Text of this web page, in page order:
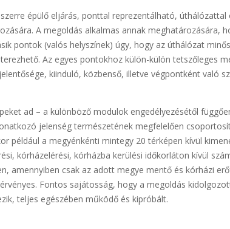
épülő eljárás, ponttal reprezentálható,
A megoldás alkalmas annak meghatározására,
pontok (valós helyszínek) úgy, hogy az úthálózat
Az egyes pontokhoz külön-külön tetszőleges
kiinduló, közbenső, illetve végpontként való
ad – a különböző modulok engedélyezésétől
jelenség természetének megfelelően
például a megyénkénti mintegy 20 térképen kívül
kórházelérési, kórházba kerülési időkorláton kívül
amennyiben csak az adott megye mentő és kórházi
Fontos sajátosság, hogy a megoldás
teljes egészében működő és kipróbált.